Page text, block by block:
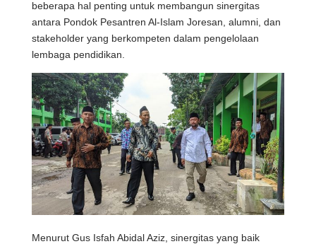
beberapa hal penting untuk membangun sinergitas
antara Pondok Pesantren Al-Islam Joresan, alumni, dan
stakeholder yang berkompeten dalam pengelolaan
lembaga pendidikan.
Menurut Gus Isfah Abidal Aziz, sinergitas yang baik